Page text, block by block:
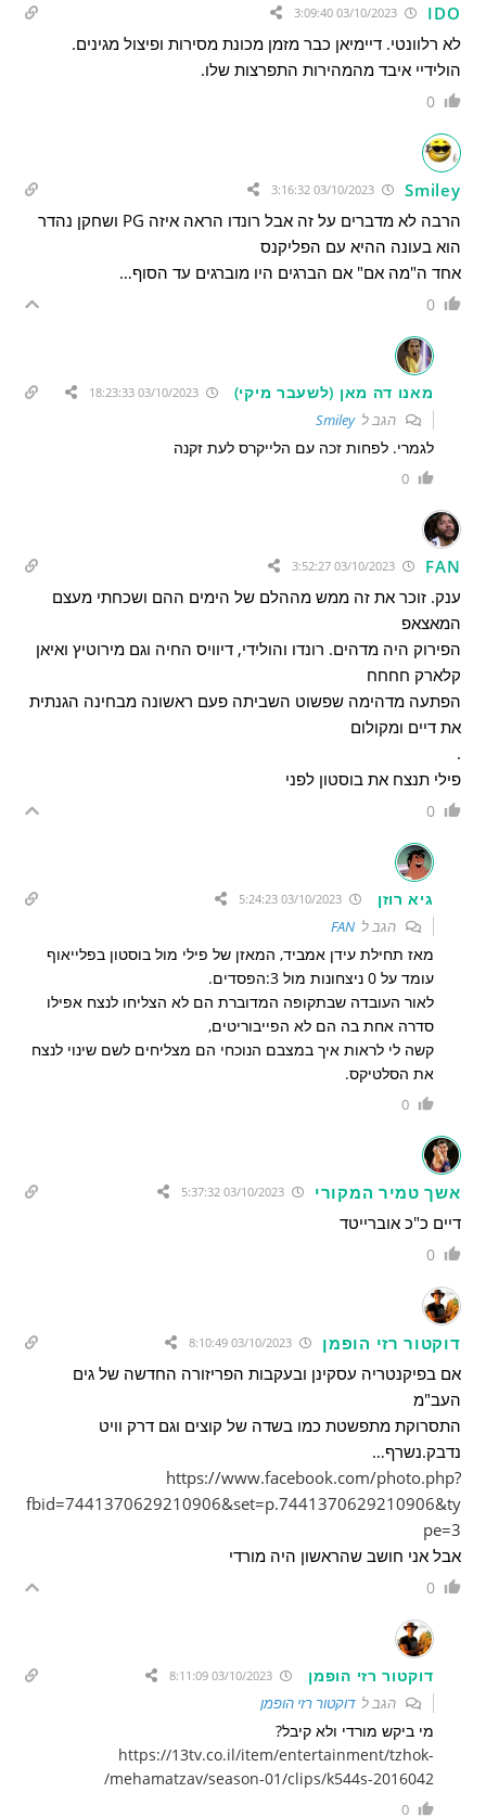
IDO
לא רלוונטי. דיימיאן כבר מזמן מכונת מסירות ופיצול מגינים.
הולידיי איבד מהמהירות התפרצות שלו.
0
Smiley
הרבה לא מדברים על זה אבל רונדו הראה איזה PG ושחקן נהדר
הוא בעונה ההיא עם הפליקנס
אחד ה"מה אם" אם הברגים היו מוברגים עד הסוף…
0
מאנו דה מאן (לשעבר מיקי) 03/10/2023 18:23:33
הגב לSmiley
לגמרי. לפחות זכה עם הלייקרס לעת זקנה
0
FAN
ענק. זוכר את זה ממש מההלם של הימים ההם ושכחתי מעצם
המאצאפ
הפירוק היה מדהים. רונדו והולידי, דיוויס החיה וגם מירוטיץ ואיאן
קלארק חחחח
הפתעה מדהימה שפשוט השביתה פעם ראשונה מבחינה הגנתית
את דיים ומקולום
.
פילי תנצח את בוסטון לפני
0
גיא רוזן 03/10/2023 5:24:23
הגב לFAN
מאז תחילת עידן אמביד, המאזן של פילי מול בוסטון בפלייאוף
עומד על 0 ניצחונות מול 3:הפסדים.
לאור העובדה שבתקופה המדוברת הם לא הצליחו לנצח אפילו
סדרה אחת בה הם לא הפייבוריטים,
קשה לי לראות איך במצבם הנוכחי הם מצליחים לשם שינוי לנצח
את הסלטיקס.
0
אשך טמיר המקורי
דיים כ"כ אוברייטד
0
דוקטור רזי הופמן
אם בפיקנטריה עסקינן ובעקבות הפריזורה החדשה של גים
העב"מ
התסרוקת מתפשטת כמו בשדה של קוצים וגם דרק וויט
נדבק.נשרף…
https://www.facebook.com/photo.php?
fbid=7441370629210906&set=p.7441370629210906&ty
pe=3
אבל אני חושב שהראשון היה מורדי
0
דוקטור רזי הופמן
הגב לדוקטור רזי הופמן
מי ביקש מורדי ולא קיבל?
https://13tv.co.il/item/entertainment/tzhok-
mehamatzav/season-01/clips/k544s-2016042/
0